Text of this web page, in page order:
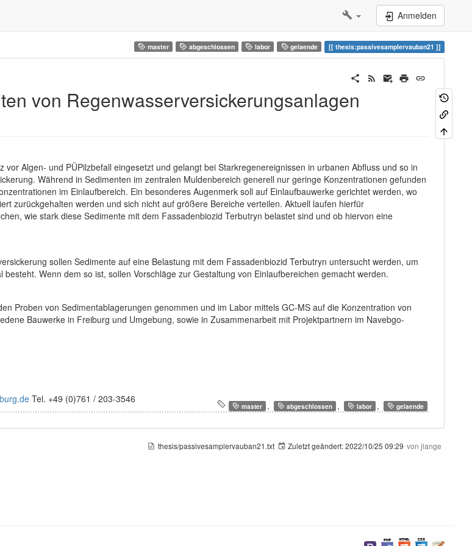
Anmelden
master abgeschlossen labor gelaende thesis:passivesamplervauban21
von Regenwasserversickerungsanlagen
Algen- und PÜPilzbefall eingesetzt und gelangt bei Starkregenereignissen in urbanen Abfluss und so in
Während in Sedimenten im zentralen Muldenbereich generell nur geringe Konzentrationen gefunden
im Einlaufbereich. Ein besonderes Augenmerk soll auf Einlaufbauwerke gerichtet werden, wo
zurückgehalten werden und sich nicht auf größere Bereiche verteilen. Aktuell laufen hierfür
wie stark diese Sedimente mit dem Fassadenbiozid Terbutryn belastet sind und ob hiervon eine
sollen Sedimente auf eine Belastung mit dem Fassadenbiozid Terbutryn untersucht werden, um
Wenn dem so ist, sollen Vorschläge zur Gestaltung von Einlaufbereichen gemacht werden.
Proben von Sedimentablagerungen genommen und im Labor mittels GC-MS auf die Konzentration von
Bauwerke in Freiburg und Umgebung, sowie in Zusammenarbeit mit Projektpartnern im Navebgo-
Tel. +49 (0)761 / 203-3546
master , abgeschlossen , labor , gelaende
thesis/passivesamplervauban21.txt Zuletzt geändert:2022/10/25 09:29 von jlange